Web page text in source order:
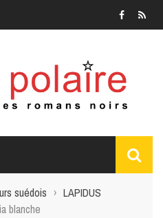
suédois › LAPIDUS
blanche